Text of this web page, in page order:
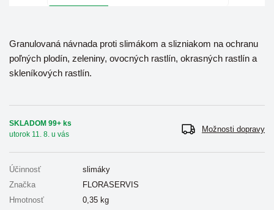
Granulovaná návnada proti slimákom a slizniakom na ochranu
poľných plodín, zeleniny, ovocných rastlín, okrasných rastlín a
skleníkových rastlín.
SKLADOM 99+ ks
utorok 11. 8. u vás
Možnosti dopravy
Účinnosť
slimáky
Značka
FLORASERVIS
Hmotnosť
0,35 kg